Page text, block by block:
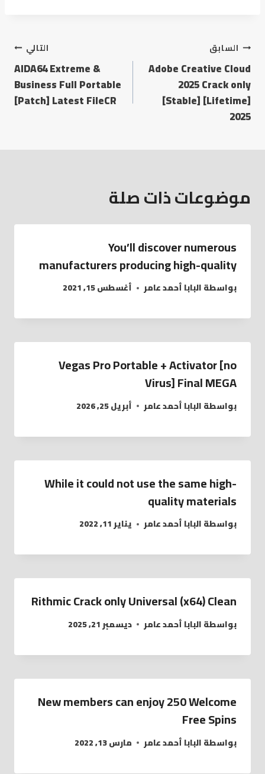
السابق
Adobe Creative Cloud
2025 Crack only
[Stable] [Lifetime]
2025
التالي
AIDA64 Extreme &
Business Full Portable
[Patch] Latest FileCR
موضوعات ذات صلة
You’ll discover numerous
manufacturers producing high-quality
بواسطةالبابا أحمد عامر أغسطس 15, 2021
Vegas Pro Portable + Activator [no
Virus] Final MEGA
بواسطةالبابا أحمد عامر أبريل 25, 2026
While it could not use the same high-
quality materials
بواسطةالبابا أحمد عامر يناير 11, 2022
Rithmic Crack only Universal (x64) Clean
بواسطةالبابا أحمد عامر ديسمبر 21, 2025
New members can enjoy 250 Welcome
Free Spins
بواسطةالبابا أحمد عامر مارس 13, 2022